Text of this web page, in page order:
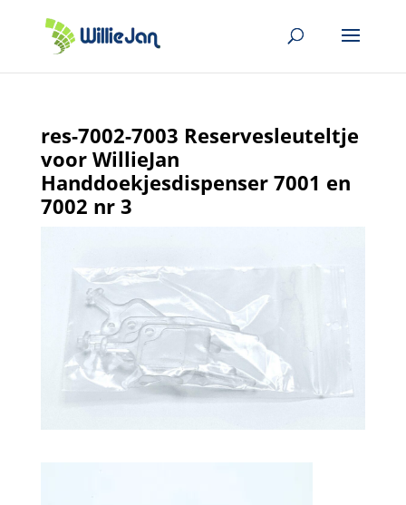
res-7002-7003 Reservesleuteltje
voor WillieJan
Handdoekjesdispenser 7001 en
7002 nr 3